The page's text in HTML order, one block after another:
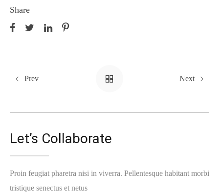
Share
Prev Next
Let’s Collaborate
Proin feugiat pharetra nisi in viverra. Pellentesque habitant morbi
tristique senectus et netus